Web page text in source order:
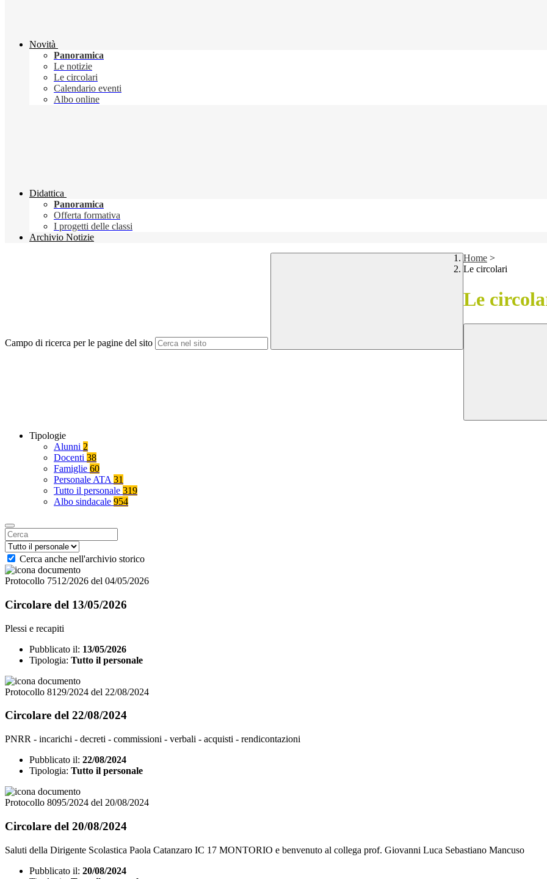
Novità
Panoramica
Le notizie
Le circolari
Calendario eventi
Albo online
Didattica
Panoramica
Offerta formativa
I progetti delle classi
Archivio Notizie
Campo di ricerca per le pagine del sito
Home >
Le circolari
Le
Tipologie
Alunni 2
Docenti 38
Famiglie 60
Personale ATA 31
Tutto il personale 319
Albo sindacale 954
Cerca anche nell'archivio storico
Protocollo 7512/2026 del 04/05/2026
Circolare del 13/05/2026
Plessi e recapiti
Pubblicato il: 13/05/2026
Tipologia: Tutto il personale
Protocollo 8129/2024 del 22/08/2024
Circolare del 22/08/2024
PNRR - incarichi - decreti - commissioni - verbali - acquisti - rendicontazioni
Pubblicato il: 22/08/2024
Tipologia: Tutto il personale
Protocollo 8095/2024 del 20/08/2024
Circolare del 20/08/2024
Saluti della Dirigente Scolastica Paola Catanzaro IC 17 MONTORIO e benvenuto al collega prof. Giovanni Luca Sebastiano Mancuso
Pubblicato il: 20/08/2024